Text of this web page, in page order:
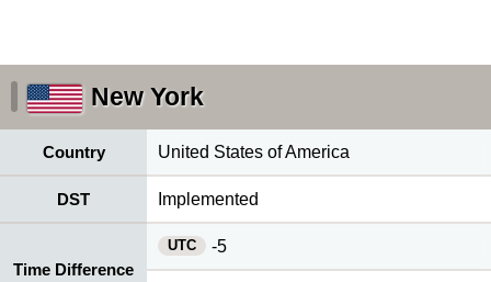
New York
Country United States of America
DST Implemented
Time Difference
UTC -5